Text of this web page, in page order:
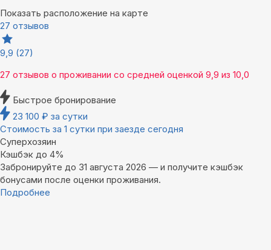
Показать расположение на карте
27 отзывов
9,9 (27)
27 отзывов о проживании со средней оценкой 9,9 из 10,0
Быстрое бронирование
23 100 ₽ за сутки
Стоимость за 1 сутки при заезде сегодня
Суперхозяин
Кэшбэк до 4%
Забронируйте до 31 августа 2026 — и получите кэшбэк
бонусами после оценки проживания.
Подробнее